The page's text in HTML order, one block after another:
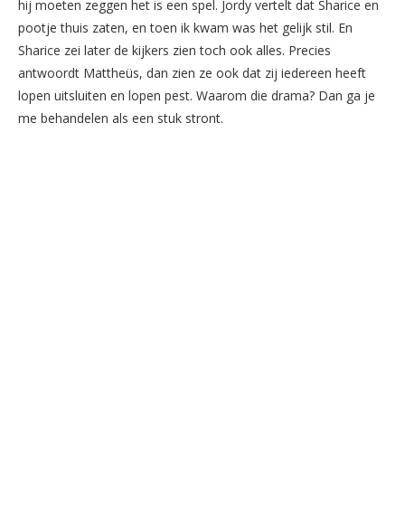
hij moeten zeggen het is een spel. Jordy vertelt dat Sharice en
pootje thuis zaten, en toen ik kwam was het gelijk stil. En
Sharice zei later de kijkers zien toch ook alles. Precies
antwoordt Mattheüs, dan zien ze ook dat zij iedereen heeft
lopen uitsluiten en lopen pest. Waarom die drama? Dan ga je
me behandelen als een stuk stront.